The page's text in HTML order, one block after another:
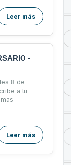
Leer más
-
8 de
a tu
Leer más